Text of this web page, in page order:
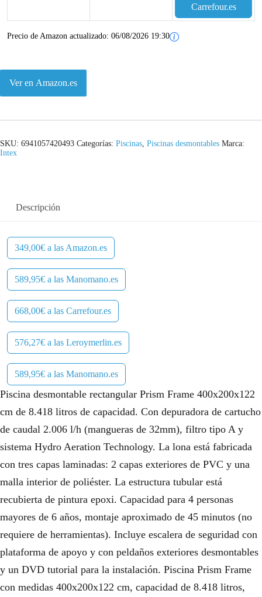
n
l
e
r
a
6
9
,
0
0
€
.
l
3
4
0
€
.
Carrefour.es
Precio de Amazon actualizado: 06/08/2026 19:30
Ver en Amazon.es
SKU: 6941057420493 Categorías: Piscinas, Piscinas desmontables Marca:
Intex
Descripción
349,00€ a las Amazon.es
589,95€ a las Manomano.es
668,00€ a las Carrefour.es
576,27€ a las Leroymerlin.es
589,95€ a las Manomano.es
Piscina desmontable rectangular Prism Frame 400x200x122
cm de 8.418 litros de capacidad. Con depuradora de cartucho
de caudal 2.006 l/h (mangueras de 32mm), filtro tipo A y
sistema Hydro Aeration Technology. La lona está fabricada
con tres capas laminadas: 2 capas exteriores de PVC y una
malla interior de poliéster. La estructura tubular está
recubierta de pintura epoxi. Capacidad para 4 personas
mayores de 6 años, montaje aproximado de 45 minutos (no
requiere de herramientas). Incluye escalera de seguridad con
plataforma de apoyo y con peldaños exteriores desmontables
y un DVD tutorial para la instalación. Piscina Prism Frame
con medidas 400x200x122 cm, capacidad de 8.418 litros,